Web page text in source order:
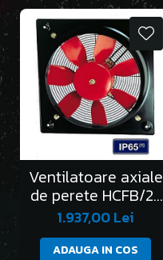
Ventilatoare axiale
de perete HCFB/2-
250/H
1.937,00 Lei
ADAUGA IN COS